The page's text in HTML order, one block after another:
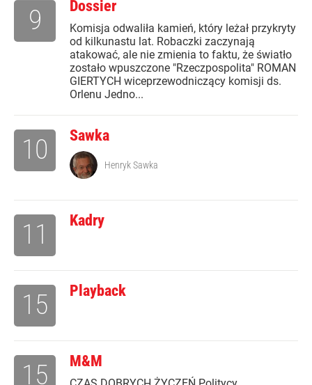
Dossier
Komisja odwaliła kamień, który leżał przykryty
od kilkunastu lat. Robaczki zaczynają
atakować, ale nie zmienia to faktu, że światło
zostało wpuszczone "Rzeczpospolita" ROMAN
GIERTYCH wiceprzewodniczący komisji ds.
Orlenu Jedno...
9
Sawka
10 Henryk Sawka
Kadry
11
Playback
15
M&M
15